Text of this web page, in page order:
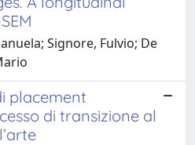
Signore, Fulvio; De
placement
di transizione al